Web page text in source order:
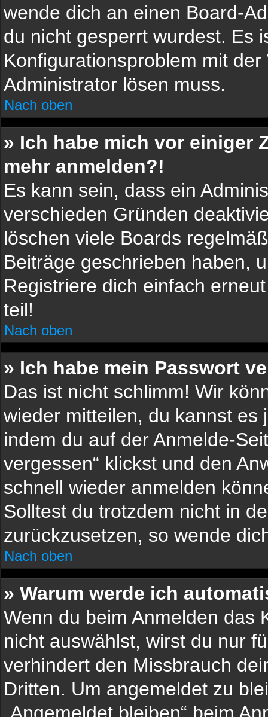
wende dich an einen Board-
du nicht gesperrt wurdest. Es
Konfigurationsproblem mit
Administrator lösen muss.
Nach oben
» Ich habe mich vor einiger
mehr anmelden?!
Es kann sein, dass ein
verschieden Gründen
löschen viele Boards
Beiträge geschrieben haben,
Registriere dich einfach
teil!
Nach oben
» Ich habe mein Passwort
Das ist nicht schlimm! Wir
wieder mitteilen, du kannst es
indem du auf der Anmelde-
vergessen“ klickst und den
schnell wieder anmelden
Solltest du trotzdem nicht in
zurückzusetzen, so wende
Nach oben
» Warum werde ich
Wenn du beim Anmelden das
nicht auswählst, wirst du nur
verhindert den Missbrauch
Dritten. Um angemeldet zu